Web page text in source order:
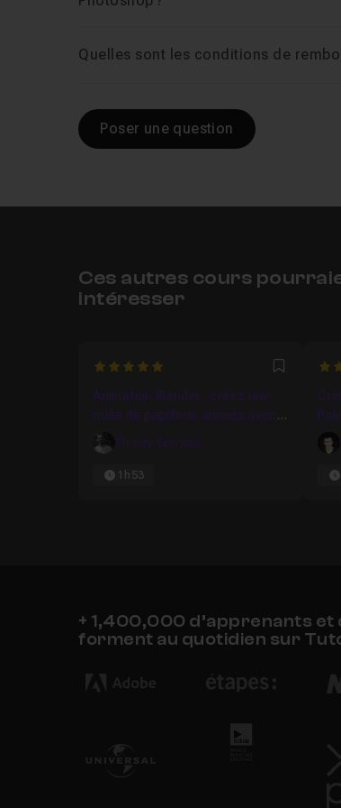
Quelles sont les conditions de
Poser une question
Ces autres cours
intéresser
5 Favori
Animation Blender : créez une
nuée de papillons animés avec
le système de particules
Thierry Serveau
1h53
5
+ 1,400,000 d’apprenants
forment au quotidien sur